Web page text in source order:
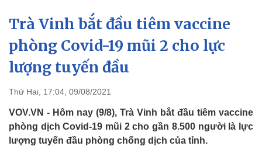
Chính trị
Đảng
Tổ chức nhân sự
Quốc hội
Nhận diện sự thật
Xã hội
Tin 24h
Dự báo thời tiết
Trà Vinh bắt đầu tiêm vaccine
phòng Covid-19 mũi 2 cho lực
lượng tuyến đầu
Thứ Hai, 17:04, 09/08/2021
VOV.VN - Hôm nay (9/8), Trà Vinh bắt đầu tiêm vaccine
phòng dịch Covid-19 mũi 2 cho gần 8.500 người là lực
lượng tuyến đầu phòng chống dịch của tỉnh.